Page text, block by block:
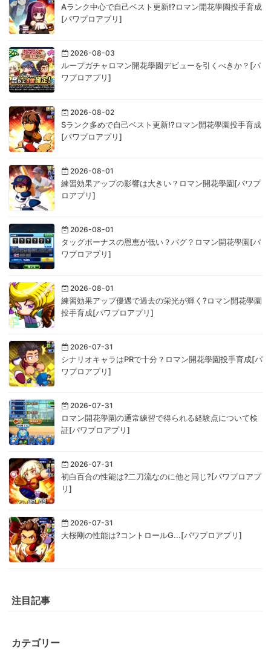
Aランク中心で自己ベスト更新!?ロマン開花學園投手育成
[パワプロアプリ]
2026-08-03
ループガチャロマン開花學園デビューを引くべきか？[パ
ワプロアプリ]
2026-08-02
Sランク多めで自己ベスト更新!?ロマン開花學園投手育成
[パワプロアプリ]
2026-08-01
練習効果アップの影響は大きい？ロマン開花學園[パワプ
ロアプリ]
2026-08-01
タッグボーナスの恩恵が低い？バグ？ロマン開花學園[パ
ワプロアプリ]
2026-08-01
練習効果アップ優遇で過去の栄光が輝く?ロマン開花學園
投手育成[パワプロアプリ]
2026-07-31
シナリオキャラはPRで十分？ロマン開花學園投手育成[パ
ワプロアプリ]
2026-07-31
ロマン開花學園の通常練習で得られる経験点について検
証[パワプロアプリ]
2026-07-31
初白百合の性能は?二刀流なのに他と同じ?[パワプロアプ
リ]
2026-07-31
大桜剛の性能は?コントロールG...[パワプロアプリ]
注目記事
カテゴリー